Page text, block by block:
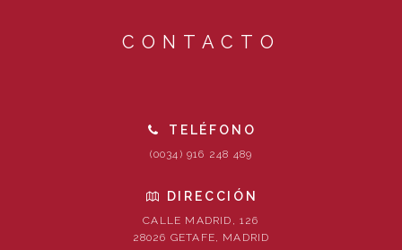
CONTACTO
TELÉFONO
(0034) 916 248 489
DIRECCIÓN
CALLE MADRID, 126
28026 GETAFE, MADRID